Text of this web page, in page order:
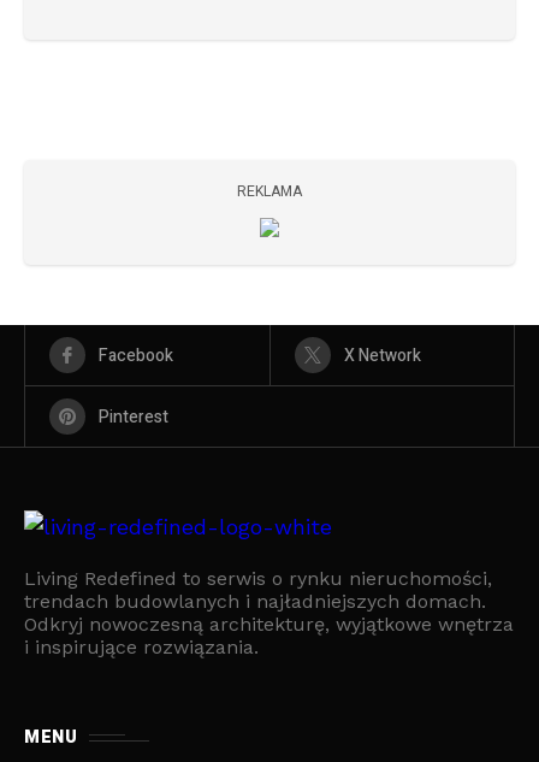
REKLAMA
Facebook X Network
Pinterest
Living Redefined to serwis o rynku nieruchomości,
trendach budowlanych i najładniejszych domach.
Odkryj nowoczesną architekturę, wyjątkowe wnętrza
i inspirujące rozwiązania.
MENU